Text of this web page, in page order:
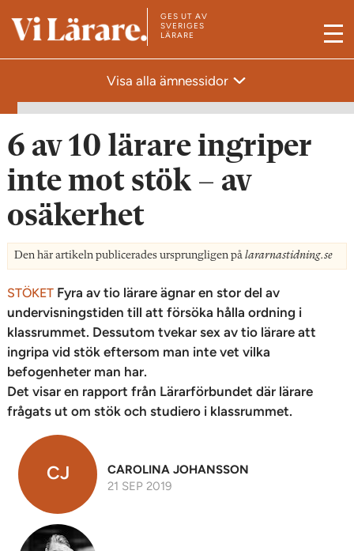
T
s
t
a
r
s
i
d
a
n
GES UT AV
SVERIGES
LÄRARE
M
Visa alla ämnessidor
6 av 10 lärare ingriper
inte mot stök – av
osäkerhet
Den här artikeln publicerades ursprungligen på lararnastidning.se
STÖKET Fyra av tio lärare ägnar en stor del av
undervisningstiden till att försöka hålla ordning i
klassrummet. Dessutom tvekar sex av tio lärare att
ingripa vid stök eftersom man inte vet vilka
befogenheter man har.
Det visar en rapport från Lärarförbundet där lärare
frågats ut om stök och studiero i klassrummet.
CJ
CAROLINA JOHANSSON
21 SEP 2019